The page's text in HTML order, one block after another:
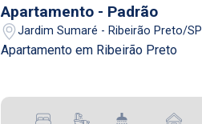
Apartamento - Padrão
Jardim Sumaré - Ribeirão Preto/SP
Apartamento em Ribeirão Preto